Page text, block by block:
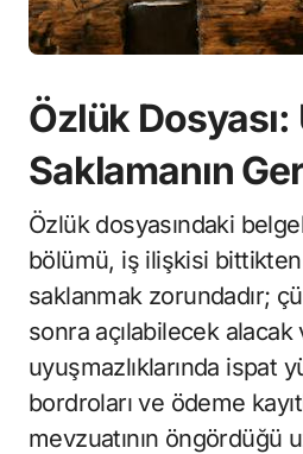
Özlük Dosyası:
Saklamanın
Özlük dosyasındaki
bölümü, iş ilişkisi
saklanmak zorundadır;
sonra açılabilecek
uyuşmazlıklarında ispat
bordroları ve ödeme
mevzuatının öngördüğü